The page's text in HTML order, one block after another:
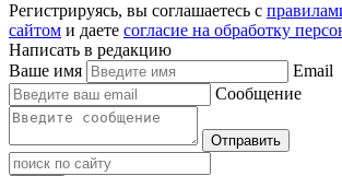
Регистрируясь, вы соглашаетесь с
сайтом и даете согласие на обработку
Написать в редакцию
Ваше имя
Email
Сообщение
Отправить